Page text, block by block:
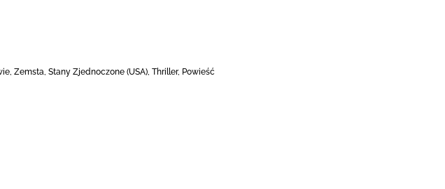
Zemsta, Stany Zjednoczone (USA), Thriller, Powieść